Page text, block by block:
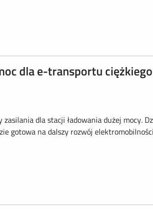
dla e-transportu
dla stacji ładowania dużej mocy.
gotowa na dalszy rozwój